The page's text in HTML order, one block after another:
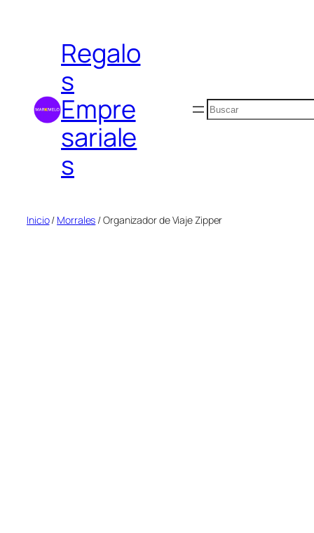
contenidoRegalo
s
Empre
sariale
s
Buscar
Inicio/ Morrales / Organizador de Viaje Zipper